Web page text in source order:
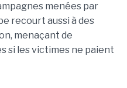
menées par
recourt aussi à des
menaçant de
si les victimes ne paient